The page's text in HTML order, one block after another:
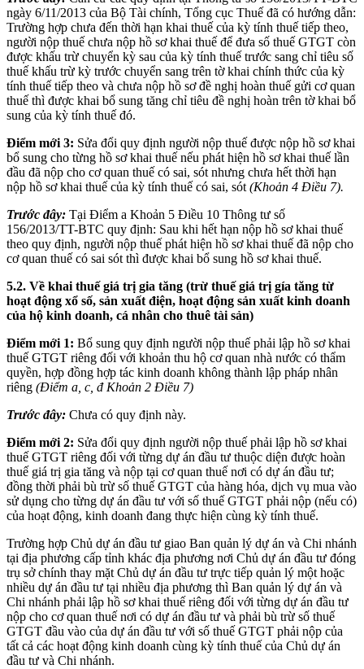
ngày 6/11/2013 của Bộ Tài chính, Tổng cục Thuế đã có hướng dẫn:
Trường hợp chưa đến thời hạn khai thuế của kỳ tính thuế tiếp theo,
người nộp thuế chưa nộp hồ sơ khai thuế để đưa số thuế GTGT còn
được khấu trừ chuyển kỳ sau của kỳ tính thuế trước sang chỉ tiêu số
thuế khấu trừ kỳ trước chuyển sang trên tờ khai chính thức của kỳ
tính thuế tiếp theo và chưa nộp hồ sơ đề nghị hoàn thuế gửi cơ quan
thuế thì được khai bổ sung tăng chỉ tiêu đề nghị hoàn trên tờ khai bổ
sung của kỳ tính thuế đó.
Điểm mới 3: Sửa đổi quy định người nộp thuế được nộp hồ sơ khai
bổ sung cho từng hồ sơ khai thuế nếu phát hiện hồ sơ khai thuế lần
đầu đã nộp cho cơ quan thuế có sai, sót nhưng chưa hết thời hạn
nộp hồ sơ khai thuế của kỳ tính thuế có sai, sót (Khoản 4 Điều 7).
Trước đây: Tại Điểm a Khoản 5 Điều 10 Thông tư số
156/2013/TT-BTC quy định: Sau khi hết hạn nộp hồ sơ khai thuế
theo quy định, người nộp thuế phát hiện hồ sơ khai thuế đã nộp cho
cơ quan thuế có sai sót thì được khai bổ sung hồ sơ khai thuế.
5.2. Về khai thuế giá trị gia tăng (trừ thuế giá trị gía tăng từ
hoạt động xổ số, sản xuất điện, hoạt động sản xuất kinh doanh
của hộ kinh doanh, cá nhân cho thuê tài sản)
Điểm mới 1: Bổ sung quy định người nộp thuế phải lập hồ sơ khai
thuế GTGT riêng đối với khoản thu hộ cơ quan nhà nước có thẩm
quyền, hợp đồng hợp tác kinh doanh không thành lập pháp nhân
riêng (Điểm a, c, đ Khoản 2 Điều 7)
Trước đây: Chưa có quy định này.
Điểm mới 2: Sửa đổi quy định người nộp thuế phải lập hồ sơ khai
thuế GTGT riêng đối với từng dự án đầu tư thuộc diện được hoàn
thuế giá trị gia tăng và nộp tại cơ quan thuế nơi có dự án đầu tư;
đồng thời phải bù trừ số thuế GTGT của hàng hóa, dịch vụ mua vào
sử dụng cho từng dự án đầu tư với số thuế GTGT phải nộp (nếu có)
của hoạt động, kinh doanh đang thực hiện cùng kỳ tính thuế.
Trường hợp Chủ dự án đầu tư giao Ban quản lý dự án và Chi nhánh
tại địa phương cấp tỉnh khác địa phương nơi Chủ dự án đầu tư đóng
trụ sở chính thay mặt Chủ dự án đầu tư trực tiếp quản lý một hoặc
nhiều dự án đầu tư tại nhiều địa phương thì Ban quản lý dự án và
Chi nhánh phải lập hồ sơ khai thuế riêng đối với từng dự án đầu tư
nộp cho cơ quan thuế nơi có dự án đầu tư và phải bù trừ số thuế
GTGT đầu vào của dự án đầu tư với số thuế GTGT phải nộp của
tất cả các hoạt động kinh doanh cùng kỳ tính thuế của Chủ dự án
đầu tư và Chi nhánh.